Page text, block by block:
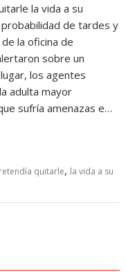
la vida a su
de tardes y
la oficina de
sobre un
los agentes
adulta mayor
sufría amenazas e…
quitarle, la vida a su